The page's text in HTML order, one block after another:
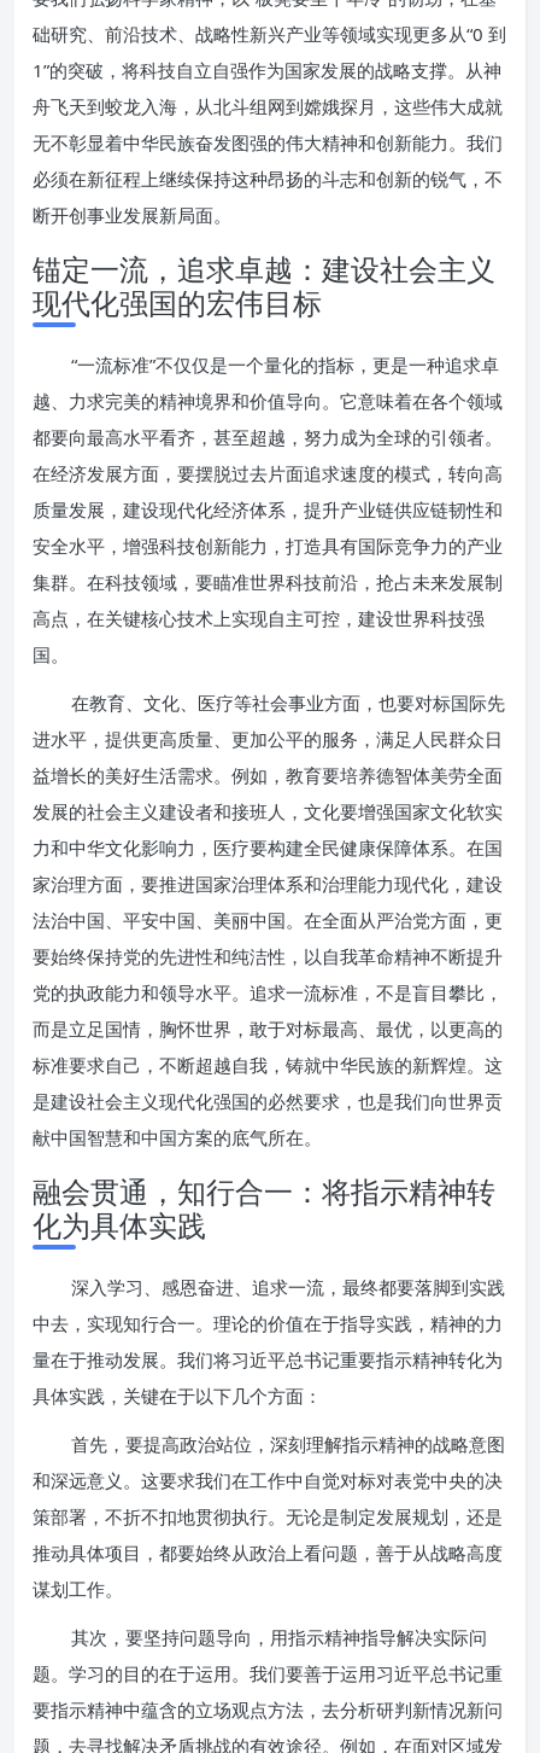
础研究、前沿技术、战略性新兴产业等领域实现更多从“0 到
1”的突破，将科技自立自强作为国家发展的战略支撑。从神
舟飞天到蛟龙入海，从北斗组网到嫦娥探月，这些伟大成就
无不彰显着中华民族奋发图强的伟大精神和创新能力。我们
必须在新征程上继续保持这种昂扬的斗志和创新的锐气，不
断开创事业发展新局面。
锚定一流，追求卓越：建设社会主义
现代化强国的宏伟目标
“一流标准”不仅仅是一个量化的指标，更是一种追求卓
越、力求完美的精神境界和价值导向。它意味着在各个领域
都要向最高水平看齐，甚至超越，努力成为全球的引领者。
在经济发展方面，要摆脱过去片面追求速度的模式，转向高
质量发展，建设现代化经济体系，提升产业链供应链韧性和
安全水平，增强科技创新能力，打造具有国际竞争力的产业
集群。在科技领域，要瞄准世界科技前沿，抢占未来发展制
高点，在关键核心技术上实现自主可控，建设世界科技强
国。
在教育、文化、医疗等社会事业方面，也要对标国际先
进水平，提供更高质量、更加公平的服务，满足人民群众日
益增长的美好生活需求。例如，教育要培养德智体美劳全面
发展的社会主义建设者和接班人，文化要增强国家文化软实
力和中华文化影响力，医疗要构建全民健康保障体系。在国
家治理方面，要推进国家治理体系和治理能力现代化，建设
法治中国、平安中国、美丽中国。在全面从严治党方面，更
要始终保持党的先进性和纯洁性，以自我革命精神不断提升
党的执政能力和领导水平。追求一流标准，不是盲目攀比，
而是立足国情，胸怀世界，敢于对标最高、最优，以更高的
标准要求自己，不断超越自我，铸就中华民族的新辉煌。这
是建设社会主义现代化强国的必然要求，也是我们向世界贡
献中国智慧和中国方案的底气所在。
融会贯通，知行合一：将指示精神转
化为具体实践
深入学习、感恩奋进、追求一流，最终都要落脚到实践
中去，实现知行合一。理论的价值在于指导实践，精神的力
量在于推动发展。我们将习近平总书记重要指示精神转化为
具体实践，关键在于以下几个方面：
首先，要提高政治站位，深刻理解指示精神的战略意图
和深远意义。这要求我们在工作中自觉对标对表党中央的决
策部署，不折不扣地贯彻执行。无论是制定发展规划，还是
推动具体项目，都要始终从政治上看问题，善于从战略高度
谋划工作。
其次，要坚持问题导向，用指示精神指导解决实际问
题。学习的目的在于运用。我们要善于运用习近平总书记重
要指示精神中蕴含的立场观点方法，去分析研判新情况新问
题，去寻找解决矛盾挑战的有效途径。例如，在面对区域发